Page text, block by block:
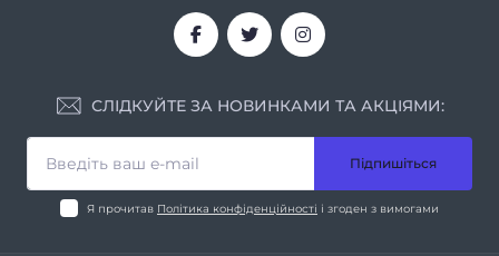
СЛІДКУЙТЕ ЗА НОВИНКАМИ ТА АКЦІЯМИ:
Підпишіться
Я прочитав Політика конфіденційності і згоден з вимогами